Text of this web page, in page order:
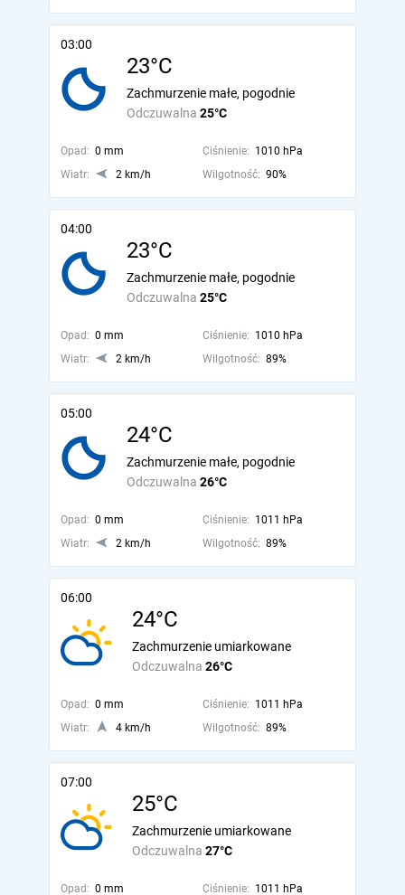
03:00
23°C
Odczuwalna 25°C
Zachmurzenie małe, pogodnie
Opad: 0 mm Ciśnienie: 1010 hPa
Wiatr:
2 km/h Wilgotność: 90%
04:00
23°C
Odczuwalna 25°C
Zachmurzenie małe, pogodnie
Opad: 0 mm Ciśnienie: 1010 hPa
Wiatr:
2 km/h Wilgotność: 89%
05:00
24°C
Odczuwalna 26°C
Zachmurzenie małe, pogodnie
Opad: 0 mm Ciśnienie: 1011 hPa
Wiatr:
2 km/h Wilgotność: 89%
06:00
24°C
Odczuwalna 26°C
Zachmurzenie umiarkowane
Opad: 0 mm Ciśnienie: 1011 hPa
Wiatr:
4 km/h Wilgotność: 89%
07:00
25°C
Odczuwalna 27°C
Zachmurzenie umiarkowane
Opad: 0 mm Ciśnienie: 1011 hPa